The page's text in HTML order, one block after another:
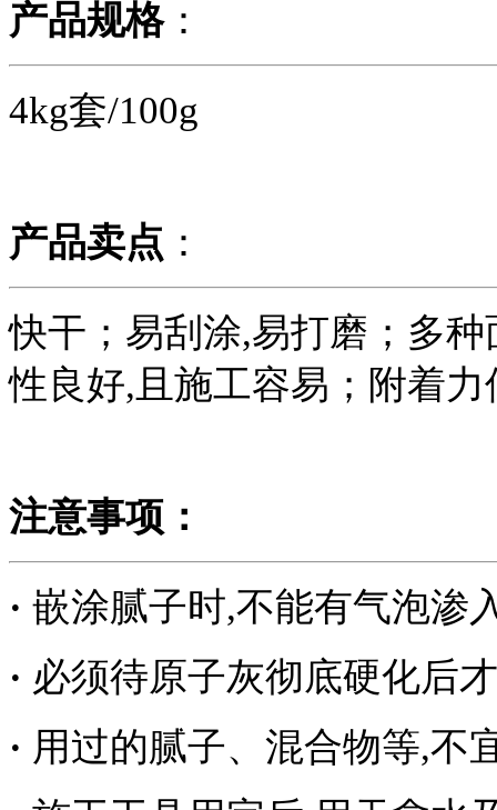
产品规格：
4kg套/100g
产品卖点 ：
快干；易刮涂,易打磨；多
性良好,且施工容易；附着力
注意事项：
· 嵌涂腻子时,不能有气泡渗
· 必须待原子灰彻底硬化后
· 用过的腻子、混合物等,不